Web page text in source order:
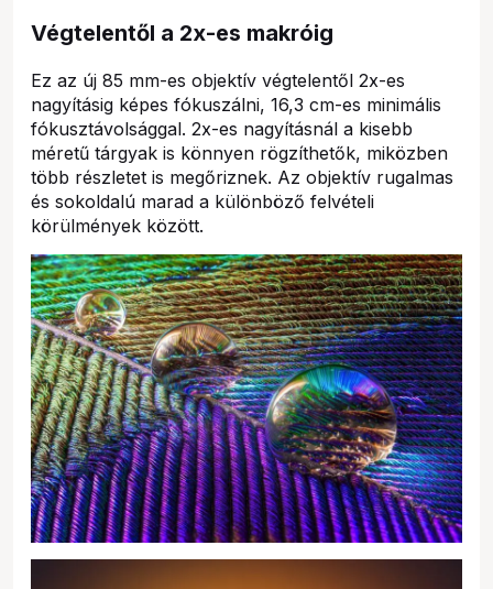
Végtelentől a 2x-es makróig
Ez az új 85 mm-es objektív végtelentől 2x-es
nagyításig képes fókuszálni, 16,3 cm-es minimális
fókusztávolsággal. 2x-es nagyításnál a kisebb
méretű tárgyak is könnyen rögzíthetők, miközben
több részletet is megőriznek. Az objektív rugalmas
és sokoldalú marad a különböző felvételi
körülmények között.